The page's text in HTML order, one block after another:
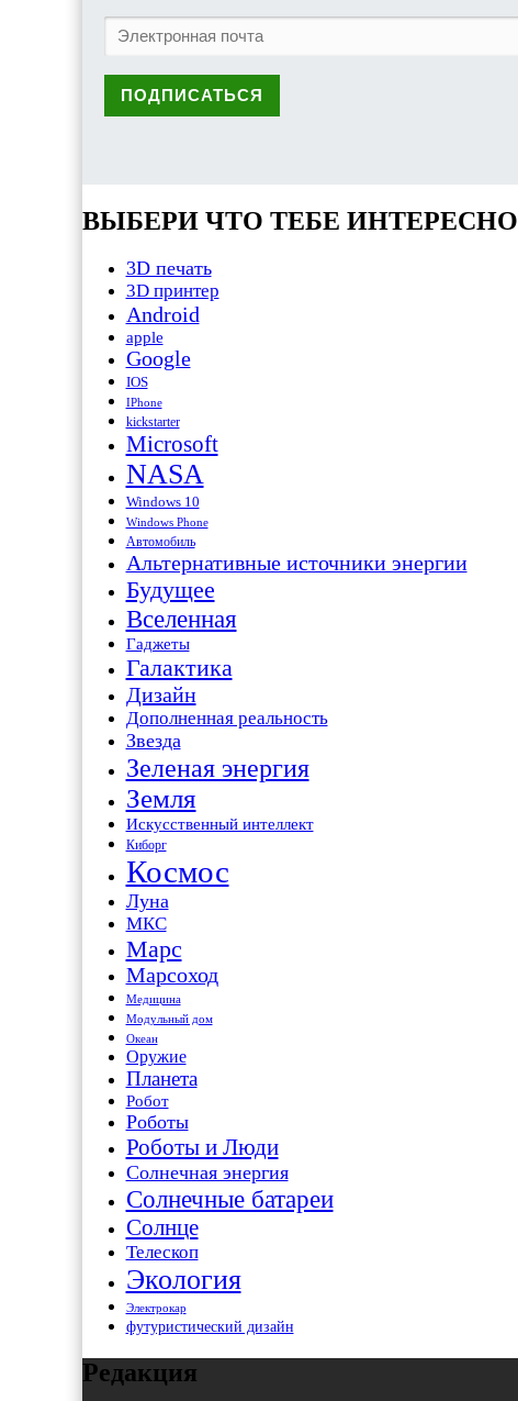
ВЫБЕРИ ЧТО ТЕБЕ ИНТЕРЕСНО
3D печать
3D принтер
Android
apple
Google
IOS
IPhone
kickstarter
Microsoft
NASA
Windows 10
Windows Phone
Автомобиль
Альтернативные источники энергии
Будущее
Вселенная
Гаджеты
Галактика
Дизайн
Дополненная реальность
Звезда
Зеленая энергия
Земля
Искусственный интеллект
Киборг
Космос
Луна
МКС
Марс
Марсоход
Медицина
Модульный дом
Океан
Оружие
Планета
Робот
Роботы
Роботы и Люди
Солнечная энергия
Солнечные батареи
Солнце
Телескоп
Экология
Электрокар
футуристический дизайн
Редакция